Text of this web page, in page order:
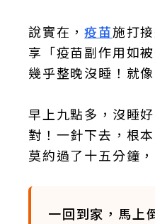
說實在，疫苗施打
享「疫苗副作用如
幾乎整晚沒睡！就
早上九點多，沒睡
對！一針下去，根
莫約過了十五分鐘
一回到家，馬上